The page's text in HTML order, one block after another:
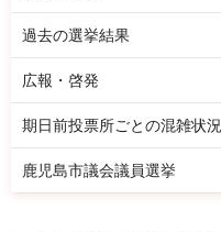
過去の選挙結果
広報・啓発
期日前投票所ごとの混雑状況
鹿児島市議会議員選挙